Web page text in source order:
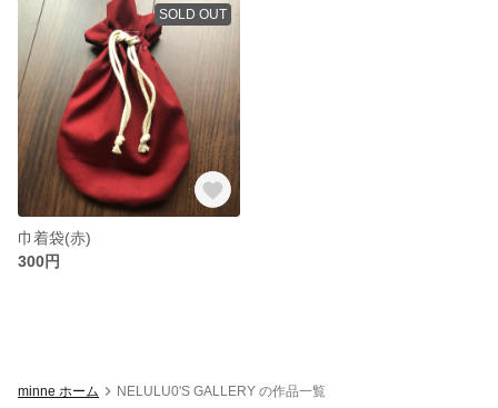
SOLD OUT
巾着袋(赤)
300円
minne ホーム NELULU0'S GALLERY の作品一覧